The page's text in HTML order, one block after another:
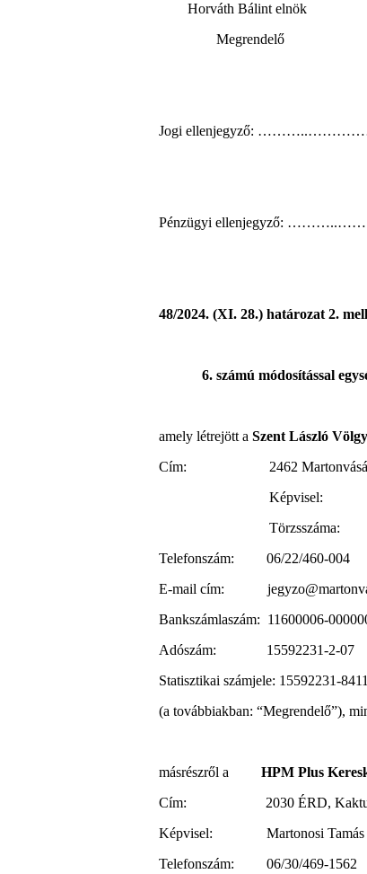
Horváth
Megrendelő
Jogi ellenjegyző:
Pénzügyi ellenjegyző:
48/2024. (XI. 28.) határozat 2.
6. számú módosítással
amely létrejött a Szent László
Cím: 2462 Martonvásár,
Képvisel:
Törzsszáma:
Telefonszám: 06/22/460-004
E-mail cím:
Bankszámlaszám: 11600006-
Adószám: 15592231-2-­07
Statisztikai számjele: 15592231-
(a továbbiakban: “Megrendelő”),
másrészről a HPM Plus
Cím: 2030 ÉRD, Kaktusz
Képvisel: Martonosi Tamás
Telefonszám: 06/30/469-1562